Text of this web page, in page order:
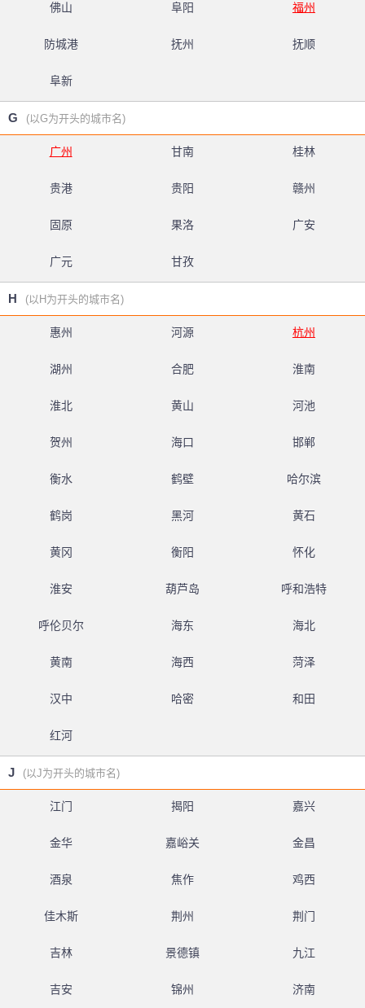
佛山 阜阳 福州
防城港 抚州 抚顺
阜新
G (以G为开头的城市名)
广州 甘南 桂林
贵港 贵阳 赣州
固原 果洛 广安
广元 甘孜
H (以H为开头的城市名)
惠州 河源 杭州
湖州 合肥 淮南
淮北 黄山 河池
贺州 海口 邯郸
衡水 鹤壁 哈尔滨
鹤岗 黑河 黄石
黄冈 衡阳 怀化
淮安 葫芦岛 呼和浩特
呼伦贝尔 海东 海北
黄南 海西 菏泽
汉中 哈密 和田
红河
J (以J为开头的城市名)
江门 揭阳 嘉兴
金华 嘉峪关 金昌
酒泉 焦作 鸡西
佳木斯 荆州 荆门
吉林 景德镇 九江
吉安 锦州 济南